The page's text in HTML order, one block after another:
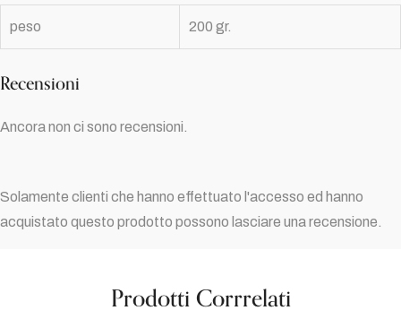
peso 200 gr.
Recensioni
Ancora non ci sono recensioni.
Solamente clienti che hanno effettuato l'accesso ed hanno
acquistato questo prodotto possono lasciare una recensione.
Prodotti Corrrelati